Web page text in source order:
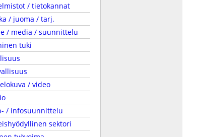
/ tietokannat
/ juoma / tarj.
/ media / suunnittelu
tuki
/ video
/ infosuunnittelu
sektori